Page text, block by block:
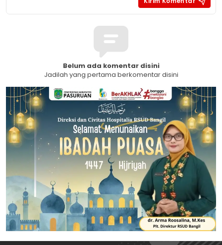
Belum ada komentar disini
Jadilah yang pertama berkomentar disini